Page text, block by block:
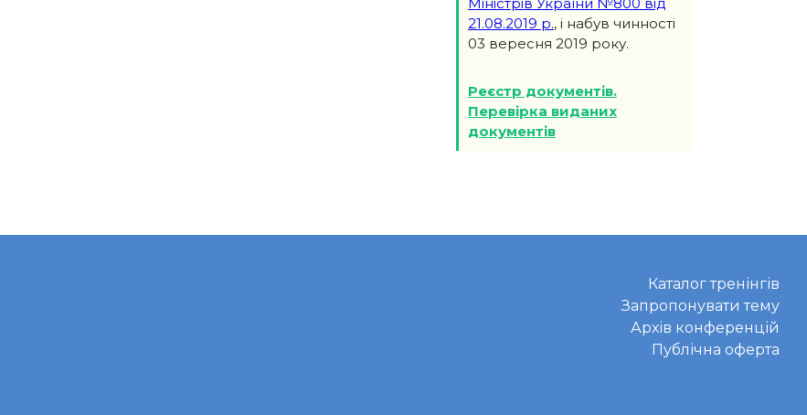
21.08.2019 р., і набув чинності
03 вересня 2019 року.
Реєстр документів.
Перевірка виданих
документів
Каталог тренінгів
Запропонувати тему
Архів конференцій
Публічна оферта